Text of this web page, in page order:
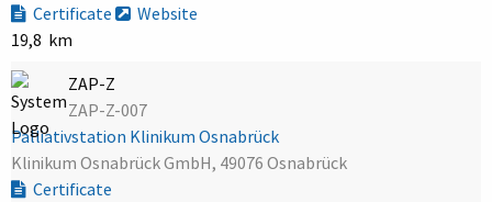
Certificate
Website
19,8 km
ZAP-Z
ZAP-Z-007
Palliativstation Klinikum Osnabrück
Klinikum Osnabrück GmbH, 49076 Osnabrück
Certificate